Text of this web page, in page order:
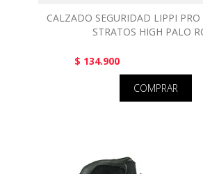
CALZADO SEGURIDAD LIPPI PRO
STRATOS HIGH PALO
$ 134.900
COMPRAR